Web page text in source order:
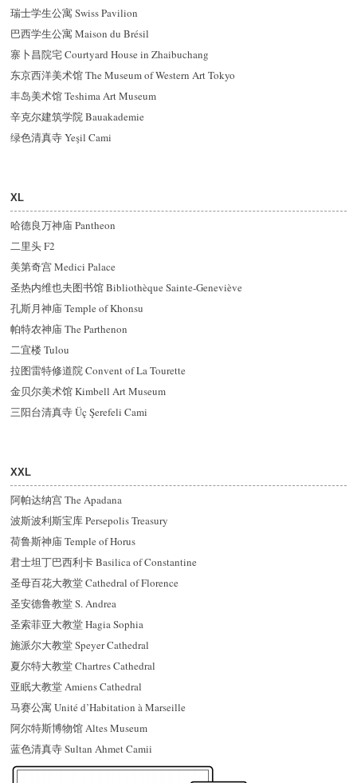
瑞士学生公寓 Swiss Pavilion
巴西学生公寓 Maison du Brésil
寨卜昌院宅 Courtyard House in Zhaibuchang
东京西洋美术馆 The Museum of Western Art Tokyo
丰岛美术馆 Teshima Art Museum
辛克尔建筑学院 Bauakademie
绿色清真寺 Yeşil Cami
XL
哈德良万神庙 Pantheon
二里头 F2
美第奇宫 Medici Palace
圣热内维也夫图书馆 Bibliothèque Sainte-Geneviève
孔斯月神庙 Temple of Khonsu
帕特农神庙 The Parthenon
二宜楼 Tulou
拉图雷特修道院 Convent of La Tourette
金贝尔美术馆 Kimbell Art Museum
三阳台清真寺 Üç Şerefeli Cami
XXL
阿帕达纳宫 The Apadana
波斯波利斯宝库 Persepolis Treasury
荷鲁斯神庙 Temple of Horus
君士坦丁巴西利卡 Basilica of Constantine
圣母百花大教堂 Cathedral of Florence
圣安德鲁教堂 S. Andrea
圣索菲亚大教堂 Hagia Sophia
施派尔大教堂 Speyer Cathedral
夏尔特大教堂 Chartres Cathedral
亚眠大教堂 Amiens Cathedral
马赛公寓 Unité d’Habitation à Marseille
阿尔特斯博物馆 Altes Museum
蓝色清真寺 Sultan Ahmet Camii